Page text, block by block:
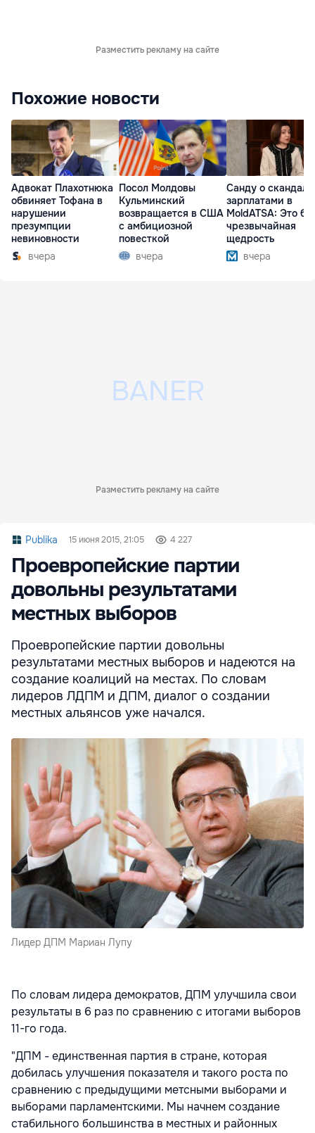
Разместить рекламу на сайте
Похожие новости
Адвокат Плахотнюка
обвиняет Тофана в
нарушении
презумпции
невиновности
вчера
Посол Молдовы
Кульминский
возвращается в США
с амбициозной
повесткой
вчера
Санду о
зарплатами в
MoldATSA: Это
чрезвычайная
щедрость
вчера
Разместить рекламу на сайте
Publika 15 июня 2015, 21:05 4 227
Проевропейские партии
довольны результатами
местных выборов
Проевропейские партии довольны
результатами местных выборов и надеются на
создание коалиций на местах. По словам
лидеров ЛДПМ и ДПМ, диалог о создании
местных альянсов уже начался.
Лидер ДПМ Мариан Лупу
По словам лидера демократов, ДПМ улучшила свои
результаты в 6 раз по сравнению с итогами выборов
11-го года.
"ДПМ - единственная партия в стране, которая
добилась улучшения показателя и такого роста по
сравнению с предыдущими метсными выборами и
выборами парламентскими. Мы начнем создание
стабильного большинства в местных и районных